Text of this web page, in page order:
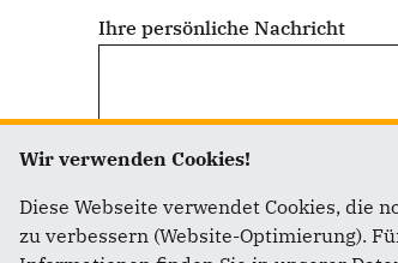
Ihre persönliche Nachricht
Wir verwenden Cookies!
Diese Webseite verwendet Cookies, die
zu verbessern (Website-Optimierung).